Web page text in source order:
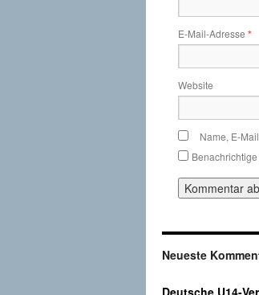
E-Mail-Adresse *
Website
Name, E-
Neueste
Deutsche U14-